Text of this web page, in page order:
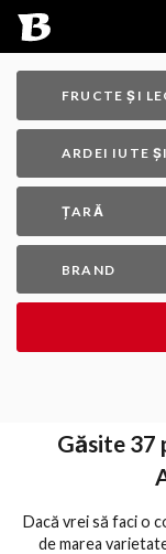
FRUCTE ȘI
ARDEI IUTE
ȚARĂ
BRAND
Găsite 37
Dacă vrei să faci o
de marea